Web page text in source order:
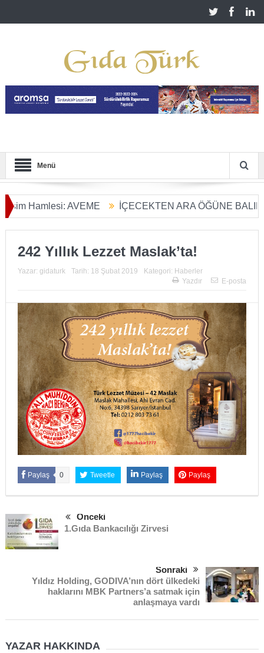
Menü
AVEME İÇECEKTEN ARA ÖĞÜNE BALIN
Dönüşümü Başladı
242 Yıllık Lezzet Maslak’ta!
Yazar: gidaturk Tarih: 18 Şubat 2019 Kategori: Haberler
Yazdır
E-posta
Paylaş 0 Tweetle Paylaş Paylaş
Önceki
1.Gıda Bankacılığı Zirvesi
Sonraki
Yıldız Holding, GODIVA’nın dört ülkedeki
haklarını MBK Partners’a satmak için
anlaşmaya vardı
YAZAR HAKKINDA